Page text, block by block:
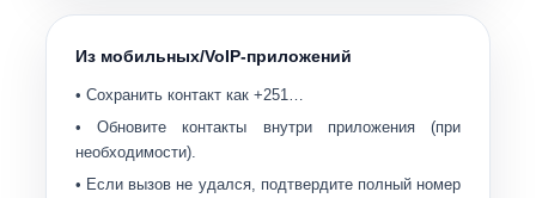
Из мобильных/VoIP-приложений
• Сохранить контакт как+251…
• Обновите контакты внутри приложения (при
необходимости).
• Если вызов не удался, подтвердите полный номер